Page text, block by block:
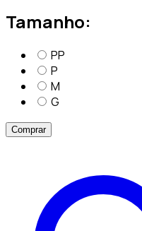
Tamanho:
PP
P
M
G
Comprar